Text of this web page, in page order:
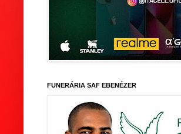
FUNERÁRIA SAF EBENÉZER